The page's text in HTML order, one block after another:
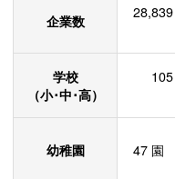
企業数 28,839
学校
（小･中･高）
105
幼稚園 47 園